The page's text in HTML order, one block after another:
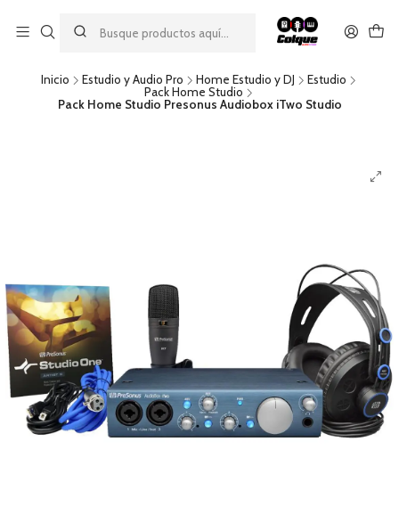
descuento por pago con transferencia bancaria
por una compra mínima de $49.990. Este descuento no es
acumulable a otras promociones ni aplicable a gastos de envío.
Inicio Estudio y Audio Pro Home Estudio y DJ
Estudio
Pack Home Studio
Pack Home Studio Presonus Audiobox iTwo Studio